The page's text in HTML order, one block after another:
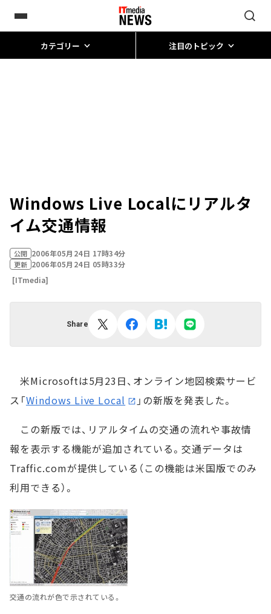
カテゴリー 注目のトピック
Windows Live Localにリアルタ
イム交通情報
公開 2006年05月24日 17時34分
更新 2006年05月24日 05時33分
[ITmedia]
Share
米Microsoftは5月23日、オンライン地図検索サービ
ス「Windows Live Local
」の新版を発表した。
この新版では、リアルタイムの交通の流れや事故情
報を表示する機能が追加されている。交通データは
Traffic.comが提供している（この機能は米国版でのみ
利用できる）。
交通の流れが色で示されている。